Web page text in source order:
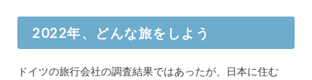
2022年、どんな旅をしよう
ドイツの旅行会社の調査結果ではあったが、日本に住む